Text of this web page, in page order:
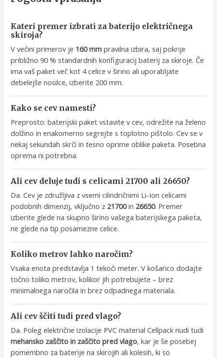
Kateri premer izbrati za baterijo električnega
skiroja?
V večini primerov je 160 mm pravilna izbira, saj pokrije
približno 90 % standardnih konfiguracij baterij za skiroje. Če
ima vaš paket več kot 4 celice v širino ali uporabljate
debelejše nosilce, izberite 200 mm.
Kako se cev namesti?
Preprosto: baterijski paket vstavite v cev, odrežite na želeno
dolžino in enakomerno segrejte s toplotno pištolo. Cev se v
nekaj sekundah skrči in tesno oprime oblike paketa. Posebna
oprema ni potrebna.
Ali cev deluje tudi s celicami 21700 ali 26650?
Da. Cev je združljiva z vsemi cilindričnimi Li-Ion celicami
podobnih dimenzij, vključno z 21700in 26650. Premer
izberite glede na skupno širino vašega baterijskega paketa,
ne glede na tip posamezne celice.
Koliko metrov lahko naročim?
Vsaka enota predstavlja 1 tekoči meter. V košarico dodajte
točno toliko metrov, kolikor jih potrebujete – brez
minimalnega naročila in brez odpadnega materiala.
Ali cev ščiti tudi pred vlago?
Da. Poleg električne izolacije PVC material Cellpack nudi tudi
mehansko zaščito in zaščito pred vlago, kar je še posebej
pomembno za baterije na skirojih ali kolesih, ki so